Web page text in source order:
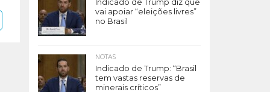
Indicado de Trump diz que
vai apoiar “eleições livres”
no Brasil
NOTAS
Indicado de Trump: “Brasil
tem vastas reservas de
minerais críticos”